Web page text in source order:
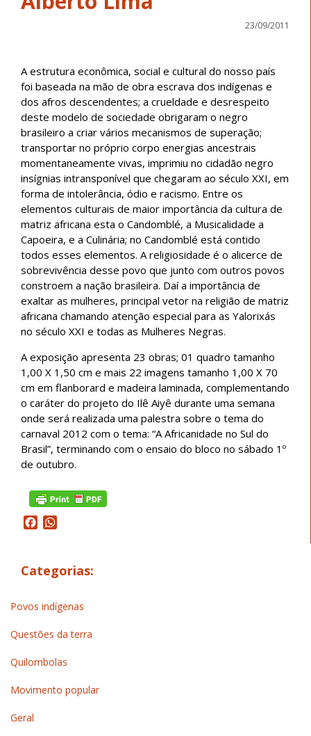
23/09/2011
A estrutura econômica, social e cultural do nosso país
foi baseada na mão de obra escrava dos indígenas e
dos afros descendentes; a crueldade e desrespeito
deste modelo de sociedade obrigaram o negro
brasileiro a criar vários mecanismos de superação;
transportar no próprio corpo energias ancestrais
momentaneamente vivas, imprimiu no cidadão negro
insígnias intransponível que chegaram ao século XXI, em
forma de intolerância, ódio e racismo. Entre os
elementos culturais de maior importância da cultura de
matriz africana esta o Candomblé, a Musicalidade a
Capoeira, e a Culinária; no Candomblé está contido
todos esses elementos. A religiosidade é o alicerce de
sobrevivência desse povo que junto com outros povos
constroem a nação brasileira. Daí a importância de
exaltar as mulheres, principal vetor na religião de matriz
africana chamando atenção especial para as Yalorixás
no século XXI e todas as Mulheres Negras.
A exposição apresenta 23 obras; 01 quadro tamanho
1,00 X 1,50 cm e mais 22 imagens tamanho 1,00 X 70
cm em flanborard e madeira laminada, complementando
o caráter do projeto do Ilê Aiyê durante uma semana
onde será realizada uma palestra sobre o tema do
carnaval 2012 com o tema: “A Africanidade no Sul do
Brasil”, terminando com o ensaio do bloco no sábado 1º
de outubro.
Facebook
Categorias:
Povos indígenas
Questões da terra
Quilombolas
Movimento popular
Geral